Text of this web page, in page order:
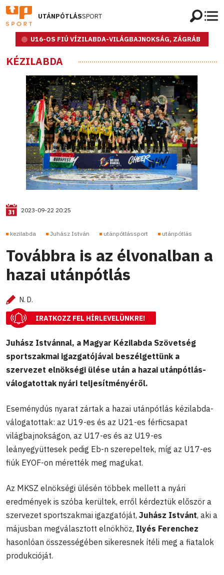
UTÁNPÓTLÁSSPORT
U16-OS FIÚ VÍZILABDA-VILÁGBAJNOKSÁG, ZÁGRÁB
KÉZILABDA
2023-09-22 20:25
kezilabda Juhász István utánpótlássport utánpótlás
Továbbra is az élvonalban a
hazai utánpótlás
N. D.
IRATKOZZ FEL HÍRLEVELÜNKRE!
Juhász Istvánnal, a Magyar Kézilabda Szövetség
sportszakmai igazgatójával beszélgettünk a
szervezet elnökségi ülése után a hazai utánpótlás-
válogatottak nyári teljesítményéről.
Eseménydús nyarat zártak a hazai utánpótlás kézilabda-
válogatottak: az U19-es és az U21-es férficsapat
világbajnokságon, az U17-es és az U19-es
leányegyüttesek pedig Eb-n szerepeltek, míg az U17-es
fiúk EYOF-on mérették meg magukat.
Az MKSZ elnökségi ülésén többek mellett a nyári
eredmények is szóba kerültek, erről kérdeztük először a
szervezet sportszakmai igazgatóját, Juhász Istvánt, aki a
májusban megválasztott elnökhöz, Ilyés Ferenchez
hasonlóan összességében sikeresnek ítéli meg a fiatalok
produkcióját.